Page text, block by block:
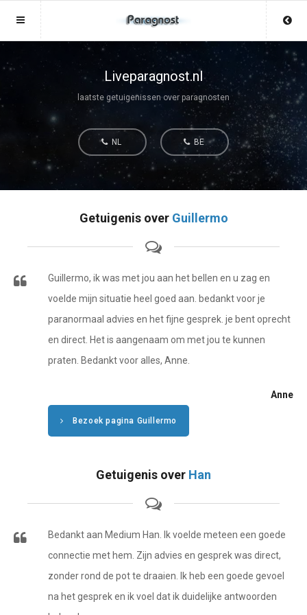
Sluit menu
MENU LIVEPARAGNOST.NL
Account
Login
Wachtwoord
Paragnosten
Horoscoop 12
Vissen
Ram
Tweelingen
Maagd
Weegschaal
Schorpioen
Steenbok
Getuigenissen
Privacybeleid
Sluit menu
CONTACT
UW PARAGNOSTACCOUNT
Login
Aanmaken
Wachtwoord
LIVEPARAGNOST.NL
Liveparagnost.nl
laatste getuigenissen over paragnosten
NL BE
Getuigenis over Guillermo
Guillermo, ik was met jou aan het bellen en u zag en
voelde mijn situatie heel goed aan. bedankt voor je
paranormaal advies en het fijne gesprek. je bent oprecht
en direct. Het is aangenaam om met jou te kunnen
praten. Bedankt voor alles, Anne.
Anne
Bezoek pagina Guillermo
Getuigenis over Han
Bedankt aan Medium Han. Ik voelde meteen een goede
connectie met hem. Zijn advies en gesprek was direct,
zonder rond de pot te draaien. Ik heb een goede gevoel
na het gesprek en ik voel dat ik duidelijke antwoorden